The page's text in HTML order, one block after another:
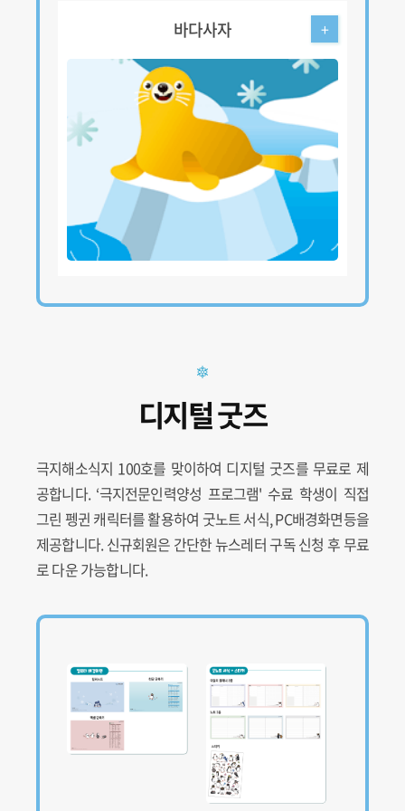
바다사자 +
디지털 굿즈
극지해소식지 100호를 맞이하여 디지털 굿즈를 무료로 제
공합니다. ‘극지전문인력양성 프로그램' 수료 학생이 직접
그린 펭귄 캐릭터를 활용하여 굿노트 서식, PC배경화면등을
제공합니다. 신규회원은 간단한 뉴스레터 구독 신청 후 무료
로 다운 가능합니다.